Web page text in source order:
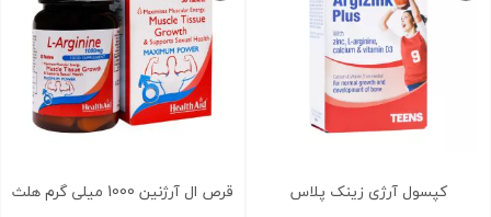
کپسول آرژی زینک پلاس
قرص ال آرژنین 1000 میلی گرم هلث